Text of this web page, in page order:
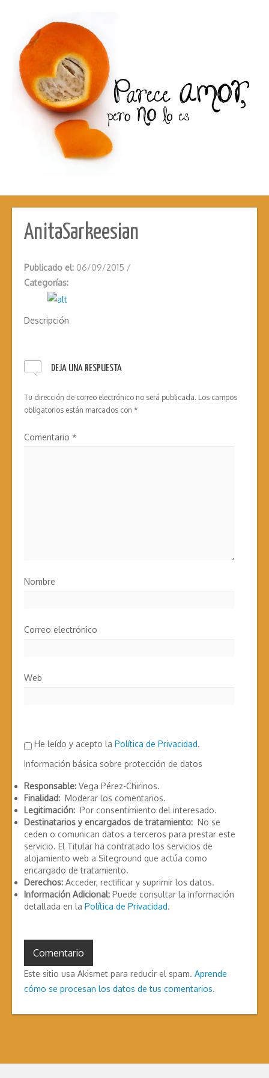
AnitaSarkeesian
Publicado el: 06/09/2015 /
Categorías:
Descripción
DEJA UNA RESPUESTA
Tu dirección de correo electrónico no será publicada. Los campos
obligatorios están marcados con *
Comentario *
Nombre
Correo electrónico
Web
He leído y acepto la Política de Privacidad.
Información básica sobre protección de datos
Responsable: Vega Pérez-Chirinos.
Finalidad: Moderar los comentarios.
Legitimación: Por consentimiento del interesado.
Destinatarios y encargados de tratamiento: No se
ceden o comunican datos a terceros para prestar este
servicio. El Titular ha contratado los servicios de
alojamiento web a Siteground que actúa como
encargado de tratamiento.
Derechos: Acceder, rectificar y suprimir los datos.
Información Adicional: Puede consultar la información
detallada en la Política de Privacidad.
Este sitio usa Akismet para reducir el spam. Aprende
cómo se procesan los datos de tus comentarios.